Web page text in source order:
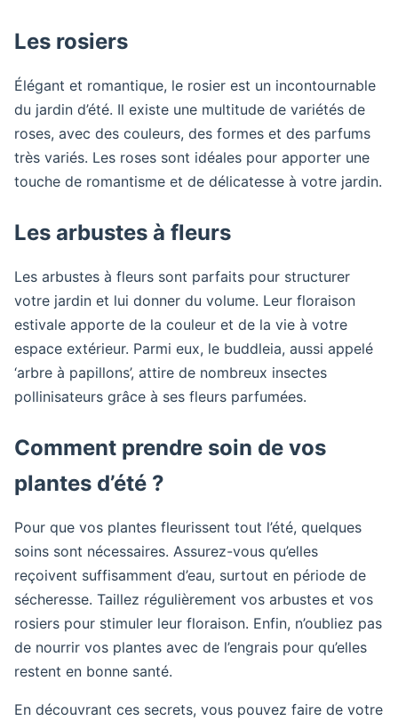
Les rosiers
Élégant et romantique, le rosier est un incontournable
du jardin d’été. Il existe une multitude de variétés de
roses, avec des couleurs, des formes et des parfums
très variés. Les roses sont idéales pour apporter une
touche de romantisme et de délicatesse à votre jardin.
Les arbustes à fleurs
Les arbustes à fleurs sont parfaits pour structurer
votre jardin et lui donner du volume. Leur floraison
estivale apporte de la couleur et de la vie à votre
espace extérieur. Parmi eux, le buddleia, aussi appelé
‘arbre à papillons’, attire de nombreux insectes
pollinisateurs grâce à ses fleurs parfumées.
Comment prendre soin de vos
plantes d’été ?
Pour que vos plantes fleurissent tout l’été, quelques
soins sont nécessaires. Assurez-vous qu’elles
reçoivent suffisamment d’eau, surtout en période de
sécheresse. Taillez régulièrement vos arbustes et vos
rosiers pour stimuler leur floraison. Enfin, n’oubliez pas
de nourrir vos plantes avec de l’engrais pour qu’elles
restent en bonne santé.
En découvrant ces secrets, vous pouvez faire de votre